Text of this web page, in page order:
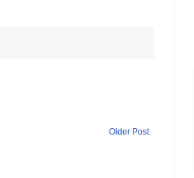
Older Post